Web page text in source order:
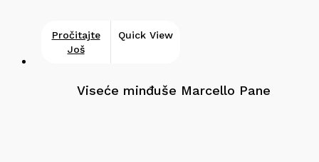
Pročitajte
Još
Quick View
Viseće minđuše Marcello Pane